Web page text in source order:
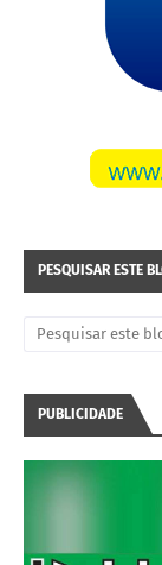
PESQUISAR ESTE
PUBLICIDADE